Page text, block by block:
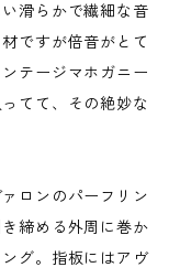
滑らかで繊細な音
ですが倍音がとて
テージマホガニー
てて、その絶妙な
ロンのパーフリン
締める外周に巻か
グ。指板にはアヴ